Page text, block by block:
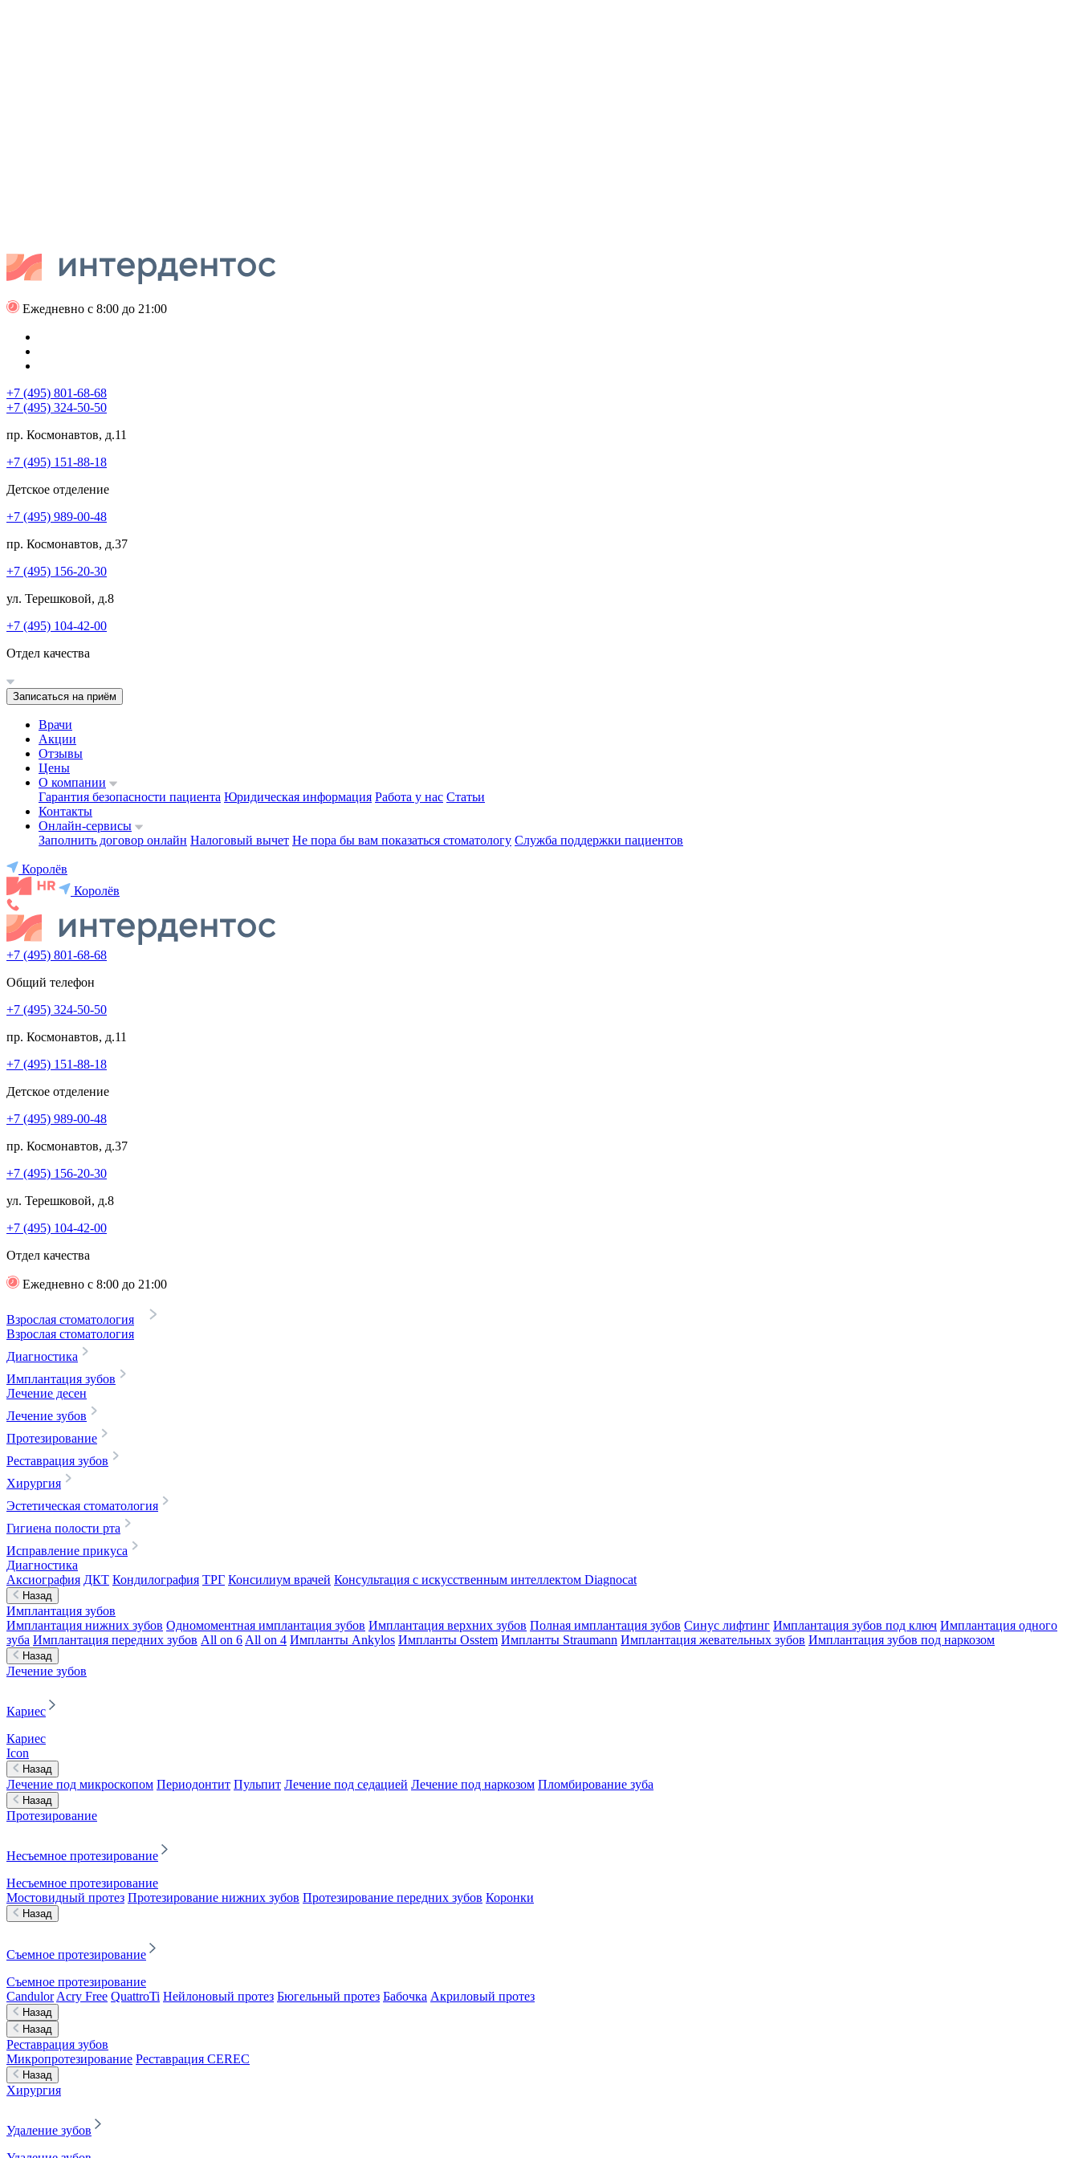
Ежедневно с 8:00 до 21:00
+7 (495) 801-68-68
+7 (495) 324-50-50
пр. Космонавтов, д.11
+7 (495) 151-88-18
Детское отделение
+7 (495) 989-00-48
пр. Космонавтов, д.37
+7 (495) 156-20-30
ул. Терешковой, д.8
+7 (495) 104-42-00
Отдел качества
Записаться на приём
Врачи
Акции
Отзывы
Цены
О компании
Гарантия безопасности пациента Юридическая информация Работа у нас Статьи
Контакты
Онлайн-сервисы
Заполнить договор онлайн Налоговый вычет Не пора бы вам показаться стоматологу Служба поддержки пациентов
Королёв
Королёв
+7 (495) 801-68-68
Общий телефон
+7 (495) 324-50-50
пр. Космонавтов, д.11
+7 (495) 151-88-18
Детское отделение
+7 (495) 989-00-48
пр. Космонавтов, д.37
+7 (495) 156-20-30
ул. Терешковой, д.8
+7 (495) 104-42-00
Отдел качества
Ежедневно с 8:00 до 21:00
Взрослая стоматология
Взрослая стоматология
Диагностика
Имплантация зубов
Лечение десен
Лечение зубов
Протезирование
Реставрация зубов
Хирургия
Эстетическая стоматология
Гигиена полости рта
Исправление прикуса
Диагностика
Аксиография ДКТ Кондилография ТРГ Консилиум врачей Консультация с искусственным интеллектом Diagnocat
Назад
Имплантация зубов
Имплантация нижних зубов Одномоментная имплантация зубов Имплантация верхних зубов Полная имплантация зубов Синус лифтинг Имплантация зубов под ключ Имплантация одного
зуба Имплантация передних зубов All on 6 All on 4 Импланты Ankylos Импланты Osstem Импланты Straumann Имплантация жевательных зубов Имплантация зубов под наркозом
Назад
Лечение зубов
Кариес
Кариес
Icon
Назад
Лечение под микроскопом Периодонтит Пульпит Лечение под седацией Лечение под наркозом Пломбирование зуба
Назад
Протезирование
Несъемное протезирование
Несъемное протезирование
Мостовидный протез Протезирование нижних зубов Протезирование передних зубов Коронки
Назад
Съемное протезирование
Съемное протезирование
Candulor Acry Free QuattroTi Нейлоновый протез Бюгельный протез Бабочка Акриловый протез
Назад
Назад
Реставрация зубов
Микропротезирование Реставрация CEREC
Назад
Хирургия
Удаление зубов